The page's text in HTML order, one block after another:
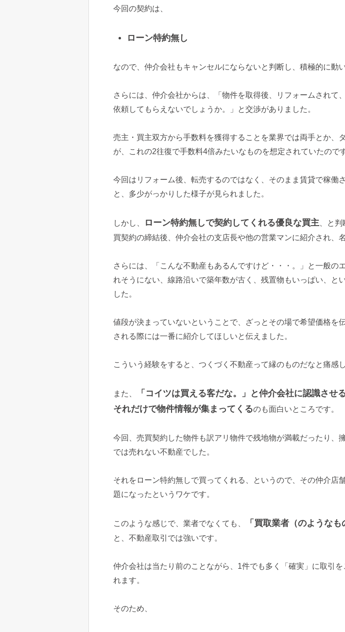
今回の契約は、
ローン特約無し
なので、仲介会社もキャンセルにならないと判断し、積極的に動
さらには、仲介会社からは、「物件を取得後、リフォームされて
依頼してもらえないでしょうか。」と交渉がありました。
売主・買主双方から手数料を獲得することを業界では両手とか、
が、これの2往復で手数料4倍みたいなものを想定されていたのです
今回はリフォーム後、転売するのではなく、そのまま賃貸で稼働
と、多少がっかりした様子が見られました。
しかし、 ローン特約無しで契約してくれる優良な買主 、と
買契約の締結後、仲介会社の支店長や他の営業マンに紹介され、
さらには、「こんな不動産もあるんですけど・・・。」と一般の
れそうにない、線路沿いで築年数が古く、残置物もいっぱい、と
した。
値段が決まっていないということで、ざっとその場で希望価格を
される際には一番に紹介してほしいと伝えました。
こういう経験をすると、つくづく不動産って縁のものだなと痛感し
また、
「コイツは買える客だな。」と仲介会社に認識させ
それだけで物件情報が集まってくるのも面白いところです。
今回、売買契約した物件も訳アリ物件で残地物が満載だったり、
では売れない不動産でした。
それをローン特約無しで買ってくれる、というので、その仲介店
題になったというワケです。
このような感じで、業者でなくても、 「買取業者（のようなも
と、不動産取引では強いです。
仲介会社は当たり前のことながら、1件でも多く「確実」に取引
れます。
そのため、